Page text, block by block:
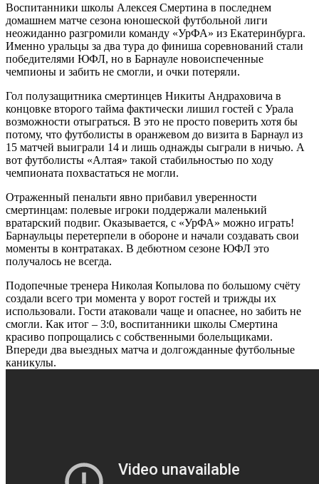
Воспитанники школы Алексея Смертина в последнем
домашнем матче сезона юношеской футбольной лиги
неожиданно разгромили команду «УрФА» из Екатеринбурга.
Именно уральцы за два тура до финиша соревнований стали
победителями ЮФЛ, но в Барнауле новоиспеченные
чемпионы и забить не смогли, и очки потеряли.
Гол полузащитника смертинцев Никиты Андраховича в
концовке второго тайма фактически лишил гостей с Урала
возможности отыграться. В это не просто поверить хотя бы
потому, что футболисты в оранжевом до визита в Барнаул из
15 матчей выиграли 14 и лишь однажды сыграли в ничью. А
вот футболисты «Алтая» такой стабильностью по ходу
чемпионата похвастаться не могли.
Отраженный пенальти явно прибавил уверенности
смертинцам: полевые игроки поддержали маленький
вратарский подвиг. Оказывается, с «УрФА» можно играть!
Барнаульцы перетерпели в обороне и начали создавать свои
моменты в контратаках. В дебютном сезоне ЮФЛ это
получалось не всегда.
Подопечные тренера Николая Копылова по большому счёту
создали всего три момента у ворот гостей и трижды их
использовали. Гости атаковали чаще и опаснее, но забить не
смогли. Как итог – 3:0, воспитанники школы Смертина
красиво попрощались с собственными болельщиками.
Впереди два выездных матча и долгожданные футбольные
каникулы.